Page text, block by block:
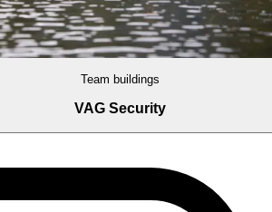
Team buildings
VAG Security